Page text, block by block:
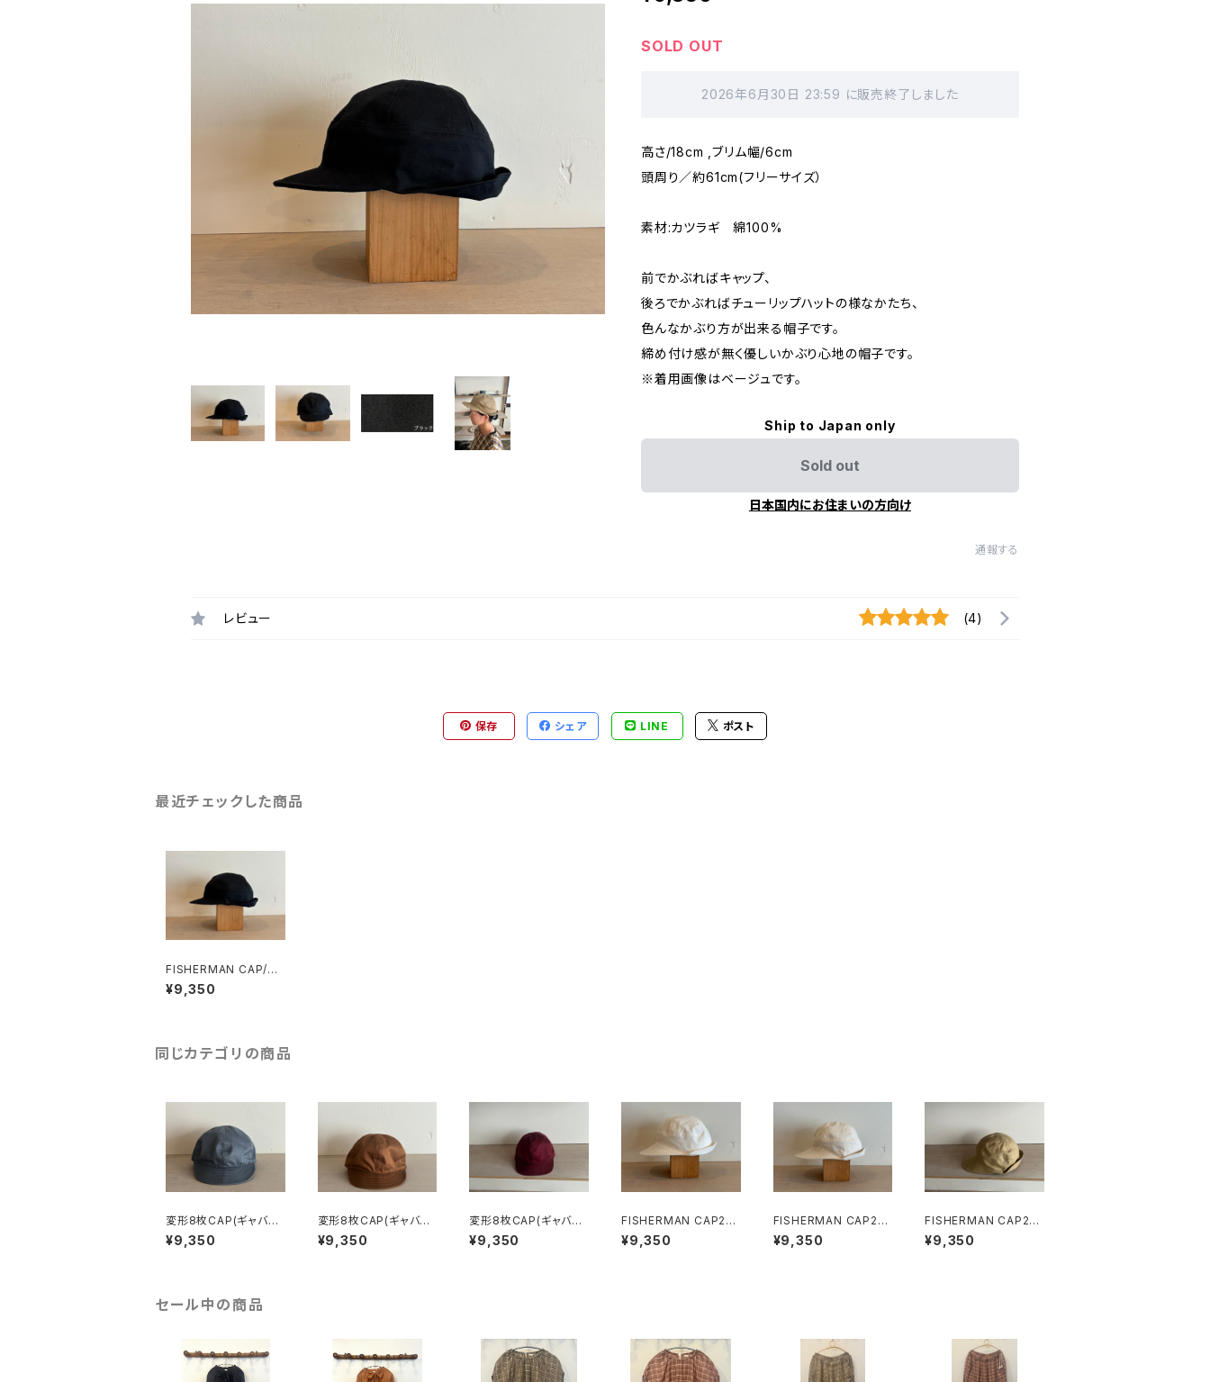
SOLD OUT
2026年6月30日 23:59 に販売終了しました
高さ/18cm ,ブリム幅/6cm
頭周り／約61cm(フリーサイズ）
素材:カツラギ 綿100%
前でかぶればキャップ、
後ろでかぶればチューリップハットの様なかたち、
色んなかぶり方が出来る帽子です。
締め付け感が無く優しいかぶり心地の帽子です。
※着用画像はベージュです。
Ship to Japan only
Sold out
日本国内にお住まいの方向け
通報する
レビュー (4)
保存 シェア LINE ポスト
最近チェックした商品
FISHERMAN CAP/ブ
ラック
¥9,350
同じカテゴリの商品
変形8枚CAP(ギャバジ
ン)/ブルー
¥9,350
変形8枚CAP(ギャバジ
ン)/シナモン
¥9,350
変形8枚CAP(ギャバジ
ン)/バーガンディ
¥9,350
FISHERMAN CAP2/
オフホワイト
¥9,350
FISHERMAN CAP2/
ナチュラル
¥9,350
FISHERMAN CAP2/
キャメル
¥9,350
セール中の商品